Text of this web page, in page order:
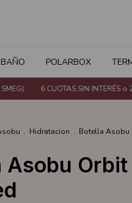
BAÑO POLARBOX
6 CUOTAS SIN INTERÉS o
. Hidratacion . Botella Asobu
Asobu